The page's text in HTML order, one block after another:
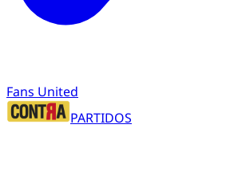
Fans United
PARTIDOS